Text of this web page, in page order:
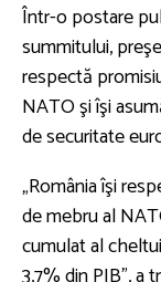
Într-o postare
summitului,
respectă
NATO şi îşi
de securitate
„România îşi
de mebru al
cumulat al